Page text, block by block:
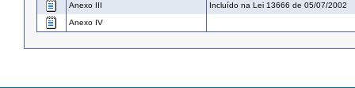
Anexo III
Incluído na Lei 13666 de 05/07/2002
Anexo IV